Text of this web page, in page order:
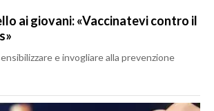
ai giovani: «Vaccinatevi contro il
e invogliare alla prevenzione